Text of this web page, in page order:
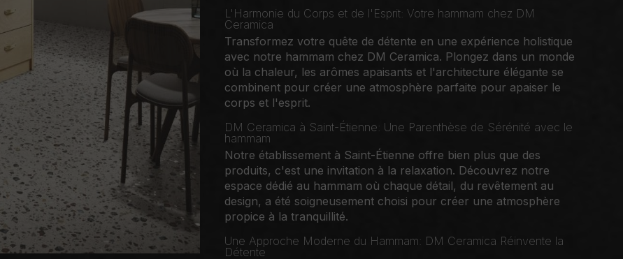
L'Harmonie du Corps et de l'Esprit: Votre hammam chez DM
Ceramica
Transformez votre quête de détente en une expérience holistique
avec notre hammam chez DM Ceramica. Plongez dans un monde
où la chaleur, les arômes apaisants et l'architecture élégante se
combinent pour créer une atmosphère parfaite pour apaiser le
corps et l'esprit.
DM Ceramica à Saint-Étienne: Une Parenthèse de Sérénité avec le
hammam
Notre établissement à Saint-Étienne offre bien plus que des
produits, c'est une invitation à la relaxation. Découvrez notre
espace dédié au hammam où chaque détail, du revêtement au
design, a été soigneusement choisi pour créer une atmosphère
propice à la tranquillité.
Une Approche Moderne du Hammam: DM Ceramica Réinvente la
Détente